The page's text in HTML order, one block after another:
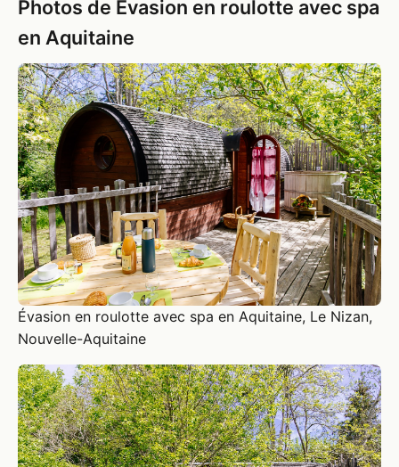
Photos de Évasion en roulotte avec spa
en Aquitaine
Évasion en roulotte avec spa en Aquitaine, Le Nizan,
Nouvelle-Aquitaine